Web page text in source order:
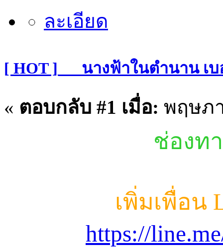
[ HOT ]___นางฟ้าในตำนาน เ
« ตอบกลับ #1 เมื่อ: พฤษภา
ช่องท
เพิ่มเพื่อน
https://